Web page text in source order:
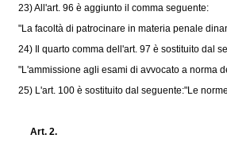
23) All'art. 96 è aggiunto il comma seguente:
"La facoltà di patrocinare in materia penale
24) Il quarto comma dell'art. 97 è sostituito dal
"L'ammissione agli esami di avvocato a norma
25) L'art. 100 è sostituito dal seguente:"Le
Art. 2.